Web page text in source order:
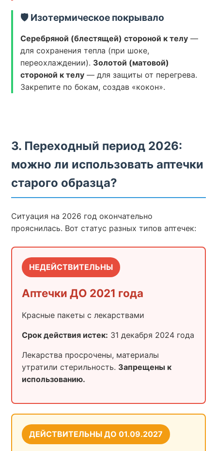
🛡️ Изотермическое покрывало
Серебряной (блестящей) стороной к телу —
для сохранения тепла (при шоке,
переохлаждении). Золотой (матовой)
стороной к телу — для защиты от перегрева.
Закрепите по бокам, создав «кокон».
3. Переходный период 2026:
можно ли использовать аптечки
старого образца?
Ситуация на 2026 год окончательно
прояснилась. Вот статус разных типов аптечек:
НЕДЕЙСТВИТЕЛЬНЫ
Аптечки ДО 2021 года
Красные пакеты с лекарствами
Срок действия истек: 31 декабря 2024 года
Лекарства просрочены, материалы
утратили стерильность. Запрещены к
использованию.
ДЕЙСТВИТЕЛЬНЫ ДО 01.09.2027